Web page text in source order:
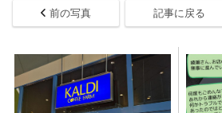
前の写真 記事に戻る